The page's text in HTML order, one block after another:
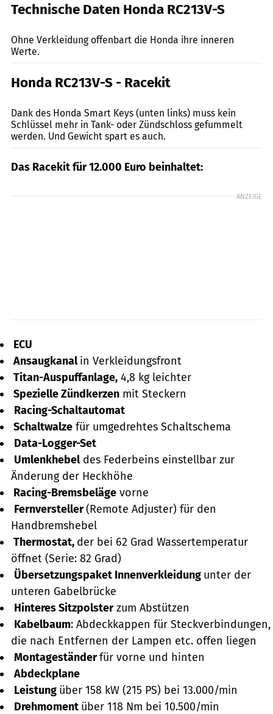
Technische Daten Honda RC213V-S
Ohne Verkleidung offenbart die Honda ihre inneren
Werte.
Honda RC213V-S - Racekit
Dank des Honda Smart Keys (unten links) muss kein
Schlüssel mehr in Tank- oder Zündschloss gefummelt
werden. Und Gewicht spart es auch.
Das Racekit für 12.000 Euro beinhaltet:
ANZEIGE
ECU
Ansaugkanalin Verkleidungsfront
Titan-Auspuffanlage, 4,8 kg leichter
Spezielle Zündkerzen mit Steckern
Racing-Schaltautomat
Schaltwalze für umgedrehtes Schaltschema
Data-Logger-Set
Umlenkhebeldes Federbeins einstellbar zur
Änderung der Heckhöhe
Racing-Bremsbeläge vorne
Fernversteller(Remote Adjuster) für den
Handbremshebel
Thermostat, der bei 62 Grad Wassertemperatur
öffnet (Serie: 82 Grad)
Übersetzungspaket Innenverkleidung unter der
unteren Gabelbrücke
Hinteres Sitzpolsterzum Abstützen
Kabelbaum: Abdeckkappen für Steckverbindungen,
die nach Entfernen der Lampen etc. offen liegen
Montageständerfür vorne und hinten
Abdeckplane
Leistung über 158 kW (215 PS) bei 13.000/min
Drehmoment über 118 Nm bei 10.500/min